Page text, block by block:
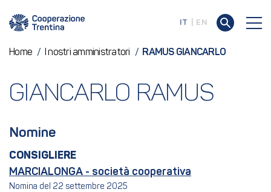
IT EN
Home / I nostri amministratori / RAMUS GIANCARLO
GIANCARLO RAMUS
Nomine
CONSIGLIERE
MARCIALONGA - società cooperativa
Nomina del 22 settembre 2025